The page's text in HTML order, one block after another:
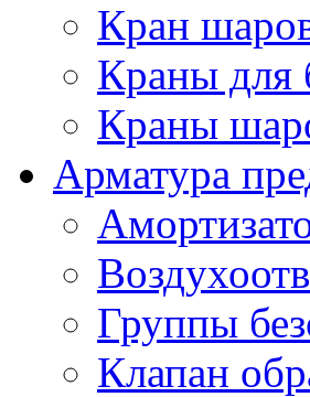
Кран
Краны для
Краны
Арматура
Группы
Клапан